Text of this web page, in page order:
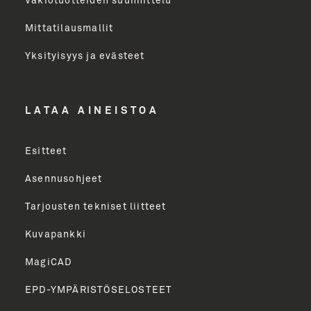
LÄHETÄ
Mittatilausmallit
Yksityisyys ja evästeet
LATAA AINEISTOA
Esitteet
Asennusohjeet
Tarjousten tekniset liitteet
Kuvapankki
MagiCAD
EPD-YMPÄRISTÖSELOSTEET